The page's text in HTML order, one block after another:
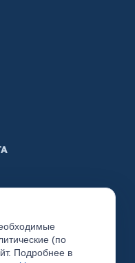
(по
Подробнее в